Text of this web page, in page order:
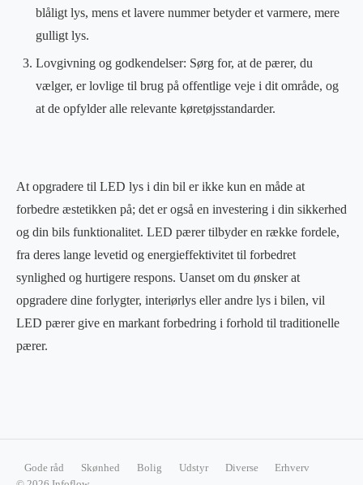
blåligt lys, mens et lavere nummer betyder et varmere, mere
gulligt lys.
Lovgivning og godkendelser: Sørg for, at de pærer, du
vælger, er lovlige til brug på offentlige veje i dit område, og
at de opfylder alle relevante køretøjsstandarder.
At opgradere til LED lys i din bil er ikke kun en måde at
forbedre æstetikken på; det er også en investering i din sikkerhed
og din bils funktionalitet. LED pærer tilbyder en række fordele,
fra deres lange levetid og energieffektivitet til forbedret
synlighed og hurtigere respons. Uanset om du ønsker at
opgradere dine forlygter, interiørlys eller andre lys i bilen, vil
LED pærer give en markant forbedring i forhold til traditionelle
pærer.
Gode råd Skønhed Bolig Udstyr Diverse
Erhverv